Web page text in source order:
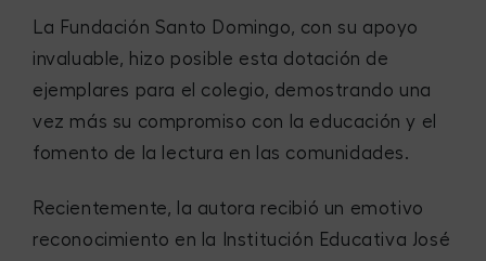
La Fundación Santo Domingo, con su apoyo
invaluable, hizo posible esta dotación de
ejemplares para el colegio, demostrando una
vez más su compromiso con la educación y el
fomento de la lectura en las comunidades.
Recientemente, la autora recibió un emotivo
reconocimiento en la Institución Educativa José